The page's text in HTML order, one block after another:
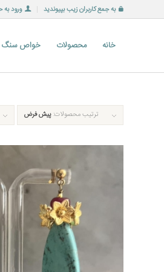
به جمع کاربران زیب بپیوندید ورود
خانه محصولات خواص سنگ
ترتیب محصولات: پیش فرض